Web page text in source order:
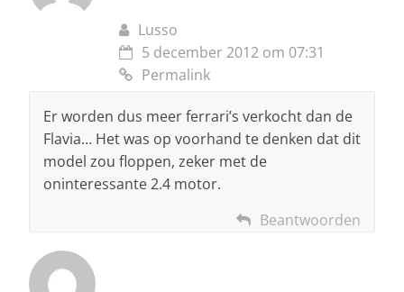
Lusso
5 december 2012 om 07:31
Permalink
Er worden dus meer ferrari’s verkocht dan de
Flavia… Het was op voorhand te denken dat dit
model zou floppen, zeker met de
oninteressante 2.4 motor.
Beantwoorden